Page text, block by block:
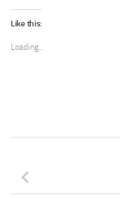
Like this:
Loading...